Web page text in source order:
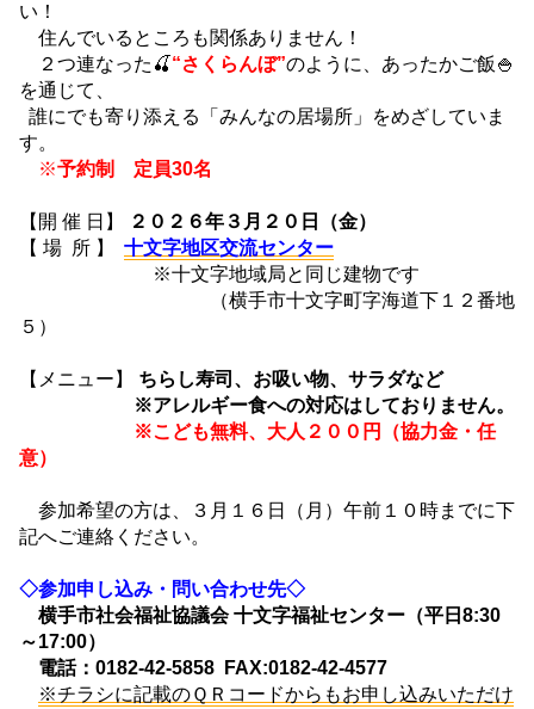
い！
住んでいるところも関係ありません！
２つ連なった🍒 “さくらんぼ”のように、あったかご飯🍚
を通じて、
誰にでも寄り添える「みんなの居場所」をめざしていま
す。
※予約制 定員30名
【開 催 日】
２０２６年３月２０日（金）
【 場 所 】 十文字地区交流センター
※十文字地域局と同じ建物です
（横手市十文字町字海道下１２番地
５）
【メニュー】 ちらし寿司、お吸い物、サラダなど
※アレルギー食への対応はしておりません。
※こども無料、大人２００円（協力金・任
意）
参加希望の方は、３月１６日（月）午前１０時までに下
記へご連絡ください。
◇参加申し込み・問い合わせ先◇
横手市社会福祉協議会 十文字福祉センター（平日8:30
～17:00）
電話：0182-42-5858 FAX:0182-42-4577
※チラシに記載のＱＲコードからもお申し込みいただけ